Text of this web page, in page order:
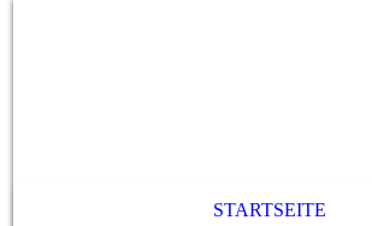
STARTSEITE